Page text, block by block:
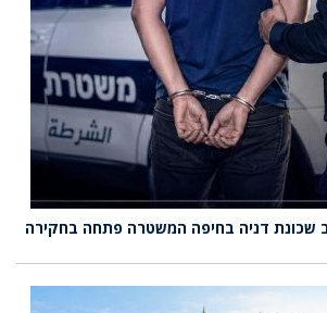
שכונת דניה בחיפה המשטרה פתחה בחקירה